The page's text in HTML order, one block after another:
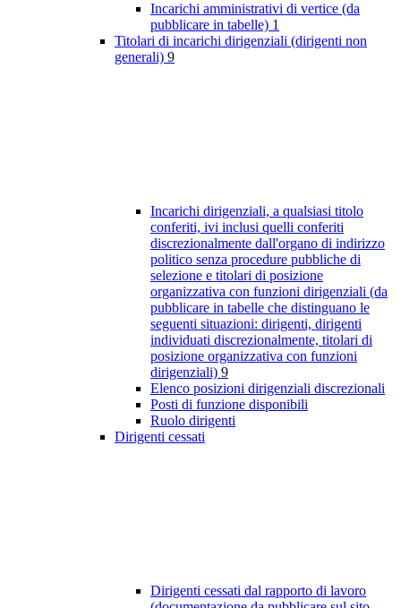
Incarichi amministrativi di vertice (da
pubblicare in tabelle) 1
Titolari di incarichi dirigenziali (dirigenti non
generali) 9
Incarichi dirigenziali, a qualsiasi titolo
conferiti, ivi inclusi quelli conferiti
discrezionalmente dall'organo di indirizzo
politico senza procedure pubbliche di
selezione e titolari di posizione
organizzativa con funzioni dirigenziali (da
pubblicare in tabelle che distinguano le
seguenti situazioni: dirigenti, dirigenti
individuati discrezionalmente, titolari di
posizione organizzativa con funzioni
dirigenziali) 9
Elenco posizioni dirigenziali discrezionali
Posti di funzione disponibili
Ruolo dirigenti
Dirigenti cessati
Dirigenti cessati dal rapporto di lavoro